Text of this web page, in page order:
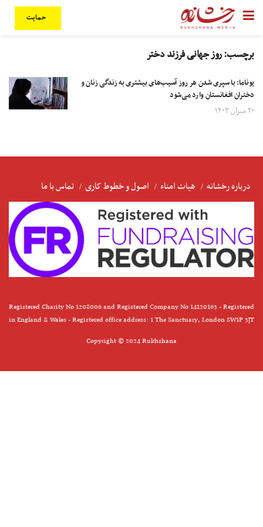
حمایت
برچسب:روز جهانی فرزند دختر
یوناما: با سپری شدن هر روز آسیب‌های بیشتری به زندگی زنان و
دختران افغانستان وارد می‌شود
۲۰ میزان ۱۴۰۳
درباره رخشانه هیات امناء اصول و خطوط کاری تماس با ما
Registered Charity No 1208006 and Registered Company No 14120163 - Registered
in England & Wales - Registered office address: 1 The Sanctuary, London SW1P 3JT
Copyright © 2024 Rukhshana